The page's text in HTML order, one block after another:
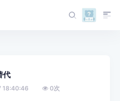
代
18:40:46 0次